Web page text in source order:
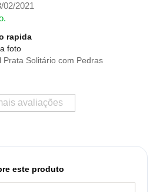
02/2021
rapida
foto
Prata Solitário com Pedras
avaliações
este produto